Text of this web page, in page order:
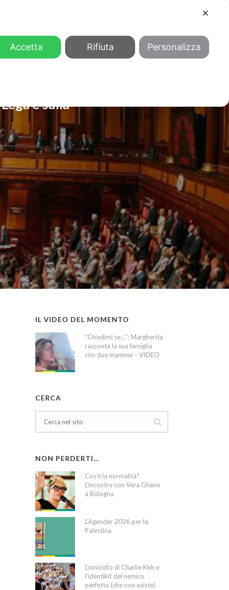
è sulla
IL VIDEO DEL MOMENTO
“Chiedimi se…”: Margherita
racconta la sua famiglia
con due mamme – VIDEO
CERCA
NON PERDERTI…
Cos’è la normalità?
L’incontro con Vera Gheno
a Bologna
L’Agender 2026 per la
Palestina
L’omicidio di Charlie Kirk e
l’identikit del nemico
perfetto (che non esiste)
✕
Accetta Rifiuta Personalizza